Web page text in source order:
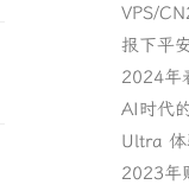
VPS/
报下平
2024年
AI时代
Ultra
2023年